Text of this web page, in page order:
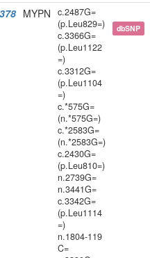
MYPN
c.2487G=
(p.Leu829=)
c.3366G=
(p.Leu1122
=)
c.3312G=
(p.Leu1104
=)
c.*575G=
(n.*575G=)
c.*2583G=
(n.*2583G=)
c.2430G=
(p.Leu810=)
n.2739G=
n.3441G=
c.3342G=
(p.Leu1114
=)
n.1804-119
C=
dbSNP